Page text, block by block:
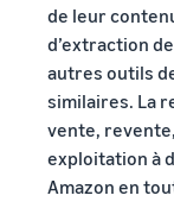
de leur
d’extraction
autres outils
similaires. La
vente,
exploitation à
Amazon en